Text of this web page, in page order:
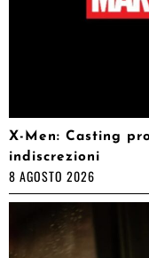
X-Men: Casting
indiscrezioni
8 AGOSTO 2026